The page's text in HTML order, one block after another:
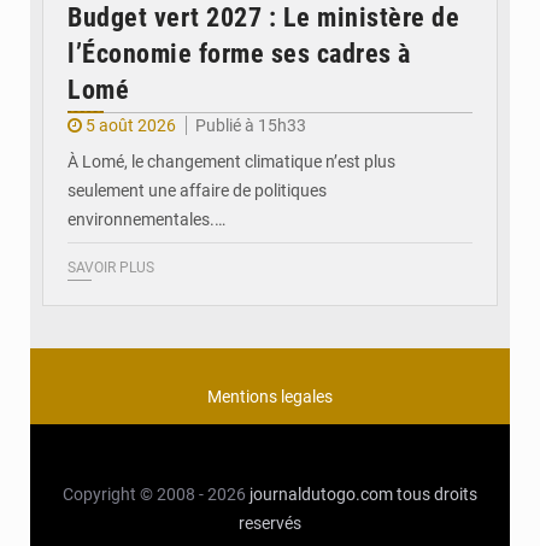
Budget vert 2027 : Le ministère de
l’Économie forme ses cadres à
Lomé
5 août 2026
Publié à 15h33
À Lomé, le changement climatique n’est plus
seulement une affaire de politiques
environnementales.…
SAVOIR PLUS
Mentions legales
Copyright © 2008 - 2026 journaldutogo.comtous droits
reservés